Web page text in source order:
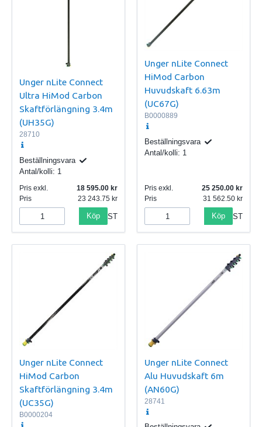
Unger nLite Connect
Ultra HiMod Carbon
Skaftförlängning 3.4m
(UH35G)
28710
Beställningsvara
Antal/kolli: 1
Pris exkl.
18 595.00
Pris
23 243.75
Köp ST
Unger nLite Connect
HiMod Carbon
Huvudskaft 6.63m
(UC67G)
B0000889
Beställningsvara
Antal/kolli: 1
Pris exkl.
25 250.00
Pris
31 562.50
Köp ST
Unger nLite Connect
HiMod Carbon
Skaftförlängning 3.4m
(UC35G)
B0000204
Unger nLite Connect
Alu Huvudskaft 6m
(AN60G)
28741